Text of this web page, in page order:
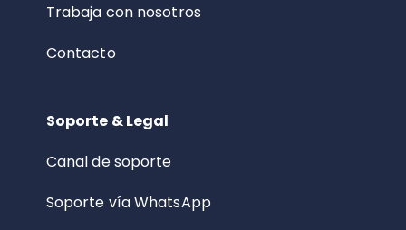
Trabaja con nosotros
Contacto
Soporte & Legal
Canal de soporte
Soporte vía WhatsApp